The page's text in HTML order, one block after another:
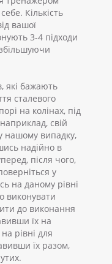
Кількість
вашої
3-4 підходи
які бажають
сталевого
на колінах, під
свій
нашому випадку,
надійно в
після чого,
у
на даному рівні
виконувати
до виконання
їх на
рівні для
їх разом,